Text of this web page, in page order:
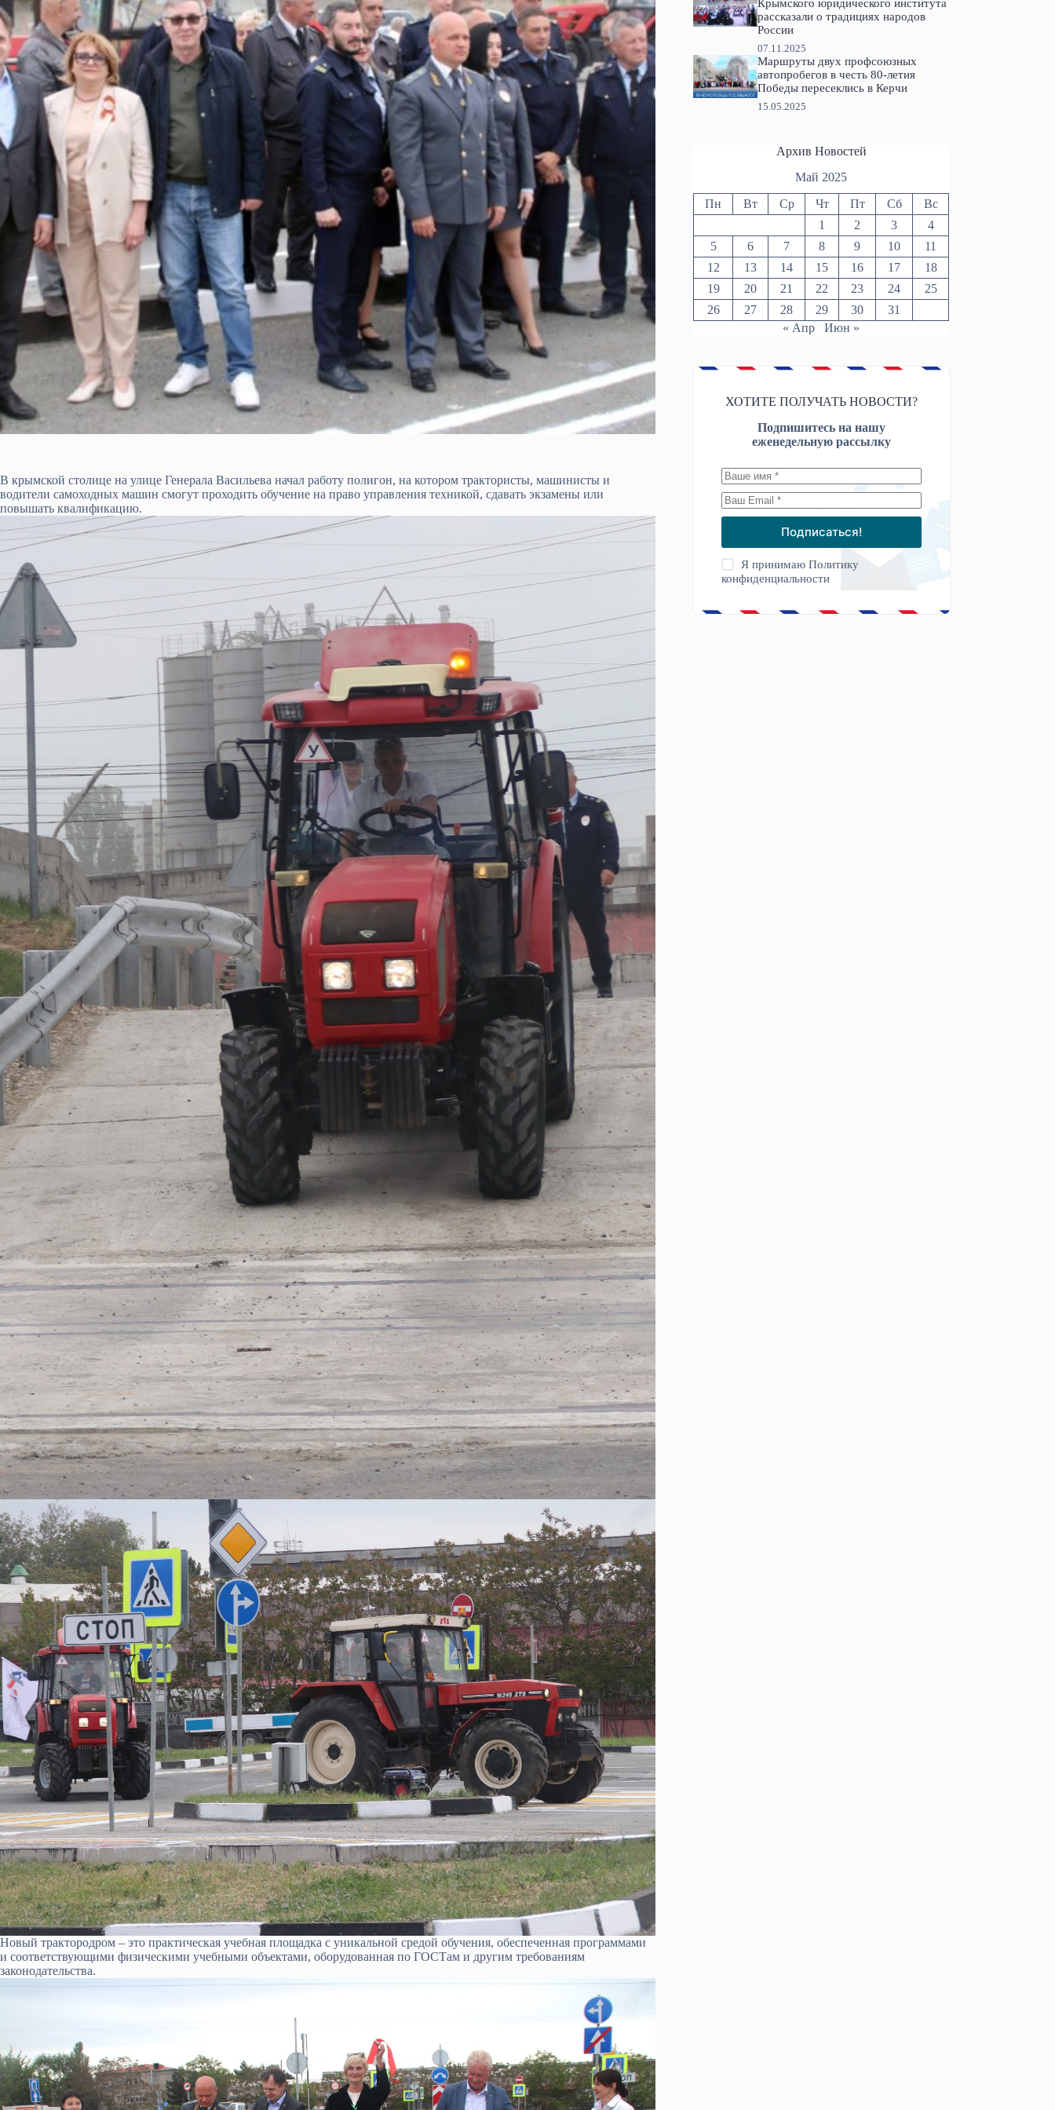
В крымской столице на улице Генерала Васильева начал работу полигон, на котором трактористы, машинисты и
водители самоходных машин смогут проходить обучение на право управления техникой, сдавать экзамены или
повышать квалификацию.
Новый трактородром – это практическая учебная площадка с уникальной средой обучения, обеспеченная программами
и соответствующими физическими учебными объектами, оборудованная по ГОСТам и другим требованиям
законодательства.
Крымского юридического института
рассказали о традициях народов
России
07.11.2025
Маршруты двух профсоюзных
автопробегов в честь 80-летия
Победы пересеклись в Керчи
15.05.2025
Архив Новостей
Май 2025
Пн Вт Ср Чт Пт Сб
Вс
1
2 3
4
5
6 7 8 9 10
11
12
13 14 15 16 17
18
19
20 21 22 23 24
25
26
27 28 29 30
31
« Апр
Июн »
ХОТИТЕ ПОЛУЧАТЬ НОВОСТИ?
Подпишитесь на нашу
еженедельную рассылку
Подписаться!
Я принимаюПолитику
конфиденциальности